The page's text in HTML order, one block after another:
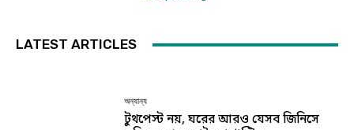
LATEST ARTICLES
অন্যান্য
টুথপেস্ট নয়, ঘরের আরও যেসব জিনিসে